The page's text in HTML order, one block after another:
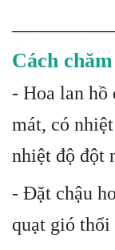
Cách
- Hoa lan hồ
mát, có
nhiệt độ đột
- Đặt chậu
quạt gió